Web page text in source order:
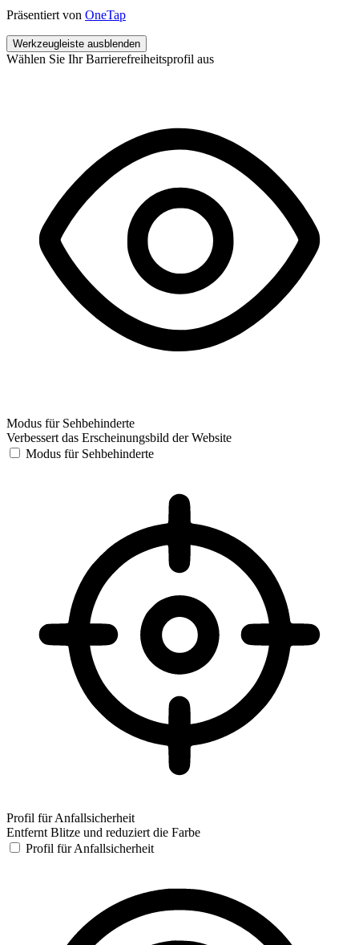
Präsentiert von OneTap
Werkzeugleiste ausblenden
Wählen Sie Ihr Barrierefreiheitsprofil aus
Modus für Sehbehinderte
Verbessert das Erscheinungsbild der Website
Modus für Sehbehinderte
Profil für Anfallsicherheit
Entfernt Blitze und reduziert die Farbe
Profil für Anfallsicherheit